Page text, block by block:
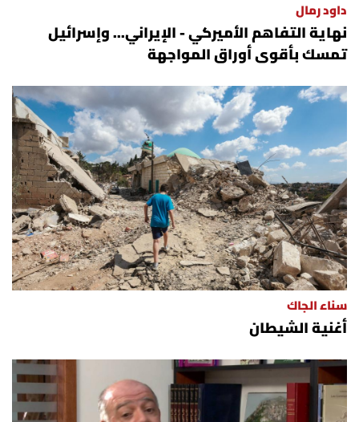
داود رمال
نهاية التفاهم الأميركي - الإيراني... وإسرائيل
تمسك بأقوى أوراق المواجهة
سناء الجاك
أغنية الشيطان